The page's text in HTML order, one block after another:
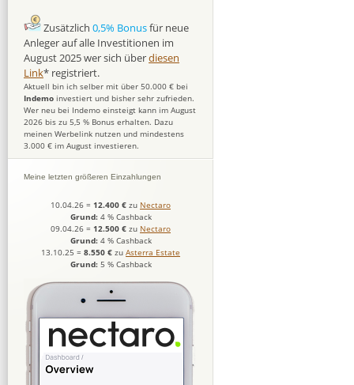
Zusätzlich 0,5% Bonusfür neue
Anleger auf alle Investitionen im
August 2025 wer sich überdiesen
Link* registriert.
Aktuell bin ich selber mit über 50.000 € bei
Indemo investiert und bisher sehr zufrieden.
Wer neu bei Indemo einsteigt kann im August
2026 bis zu 5,5 % Bonus erhalten. Dazu
meinen Werbelink nutzen und mindestens
3.000 € im August investieren.
Meine letzten größeren Einzahlungen
10.04.26 = 12.400 € zu Nectaro
Grund: 4 % Cashback
09.04.26 = 12.500 € zu Nectaro
Grund: 4 % Cashback
13.10.25 = 8.550 € zu Asterra Estate
Grund: 5 % Cashback